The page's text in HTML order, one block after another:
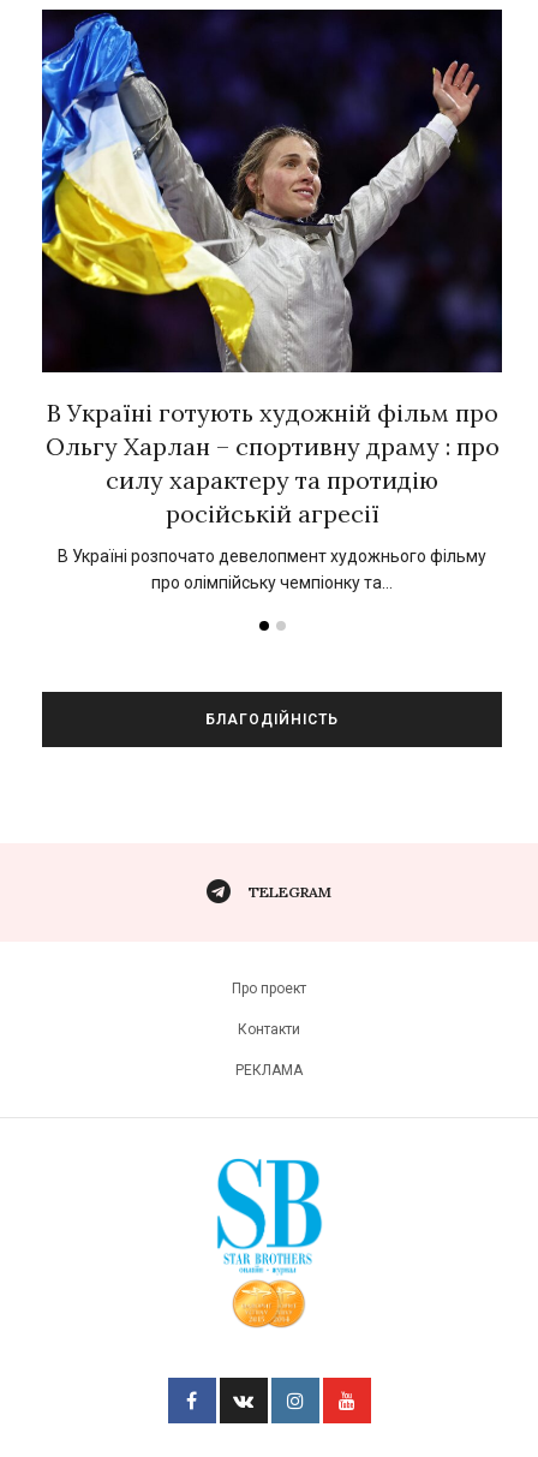
В Україні готують художній фільм про
Ольгу Харлан – спортивну драму : про
силу характеру та протидію
російській агресії
В Україні розпочато девелопмент художнього фільму
про олімпійську чемпіонку та…
БЛАГОДІЙНІСТЬ
TELEGRAM
Про проект
Контакти
РЕКЛАМА